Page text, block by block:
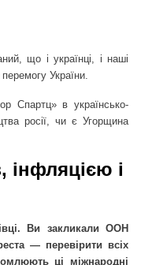
що і українці, і наші
України.
Спартц» в українсько-
росії, чи є Угорщина
інфляцією і
Ви закликали ООН
— перевірити всіх
ці міжнародні